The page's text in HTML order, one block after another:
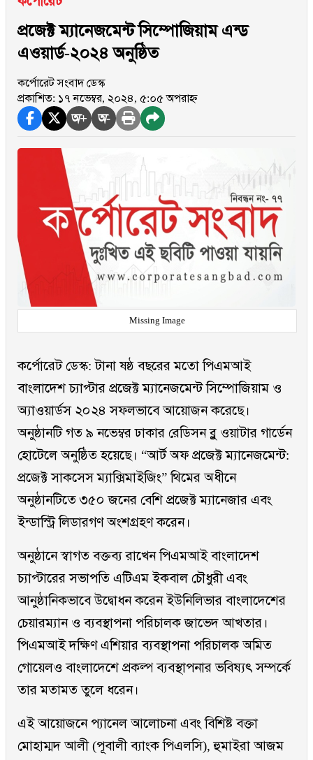
প্রজেক্ট ম্যানেজমেন্ট সিম্পোজিয়াম এন্ড
এওয়ার্ড-২০২৪ অনুষ্ঠিত
কর্পোরেট সংবাদ ডেস্ক
প্রকাশিত: ১৭ নভেম্বর, ২০২৪, ৫:০৫ অপরাহ্ন
অ+ অ-
Missing Image
কর্পোরেট ডেস্ক: টানা ষষ্ঠ বছরের মতো পিএমআই
বাংলাদেশ চ্যাপ্টার প্রজেক্ট ম্যানেজমেন্ট সিম্পোজিয়াম ও
অ্যাওয়ার্ডস ২০২৪ সফলভাবে আয়োজন করেছে।
অনুষ্ঠানটি গত ৯ নভেম্বর ঢাকার রেডিসন ব্লু ওয়াটার গার্ডেন
হোটেলে অনুষ্ঠিত হয়েছে। “আর্ট অফ প্রজেক্ট ম্যানেজমেন্ট:
প্রজেক্ট সাকসেস ম্যাক্সিমাইজিং” থিমের অধীনে
অনুষ্ঠানটিতে ৩৫০ জনের বেশি প্রজেক্ট ম্যানেজার এবং
ইন্ডাস্ট্রি লিডারগণ অংশগ্রহণ করেন।
অনুষ্ঠানে স্বাগত বক্তব্য রাখেন পিএমআই বাংলাদেশ
চ্যাপ্টারের সভাপতি এটিএম ইকবাল চৌধুরী এবং
আনুষ্ঠানিকভাবে উদ্বোধন করেন ইউনিলিভার বাংলাদেশের
চেয়ারম্যান ও ব্যবস্থাপনা পরিচালক জাভেদ আখতার।
পিএমআই দক্ষিণ এশিয়ার ব্যবস্থাপনা পরিচালক অমিত
গোয়েলও বাংলাদেশে প্রকল্প ব্যবস্থাপনার ভবিষ্যৎ সম্পর্কে
তার মতামত তুলে ধরেন।
এই আয়োজনে প্যানেল আলোচনা এবং বিশিষ্ট বক্তা
মোহাম্মদ আলী (পূবালী ব্যাংক পিএলসি), হুমাইরা আজম